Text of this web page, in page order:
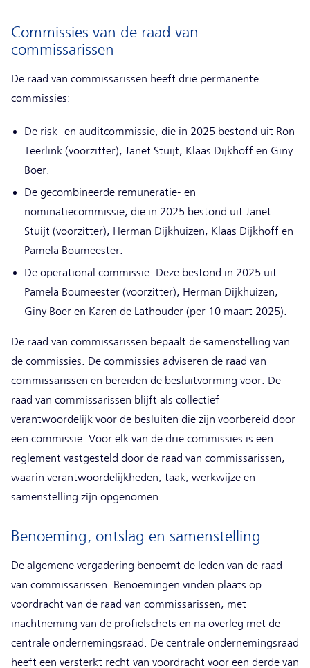
Commissies van de raad van
commissarissen
De raad van commissarissen heeft drie permanente
commissies:
De risk- en auditcommissie, die in 2025 bestond uit Ron
Teerlink (voorzitter), Janet Stuijt, Klaas Dijkhoff en Giny
Boer.
De gecombineerde remuneratie- en
nominatiecommissie, die in 2025 bestond uit Janet
Stuijt (voorzitter), Herman Dijkhuizen, Klaas Dijkhoff en
Pamela Boumeester.
De operational commissie. Deze bestond in 2025 uit
Pamela Boumeester (voorzitter), Herman Dijkhuizen,
Giny Boer en Karen de Lathouder (per 10 maart 2025).
De raad van commissarissen bepaalt de samenstelling van
de commissies. De commissies adviseren de raad van
commissarissen en bereiden de besluitvorming voor. De
raad van commissarissen blijft als collectief
verantwoordelijk voor de besluiten die zijn voorbereid door
een commissie. Voor elk van de drie commissies is een
reglement vastgesteld door de raad van commissarissen,
waarin verantwoordelijkheden, taak, werkwijze en
samenstelling zijn opgenomen.
Benoeming, ontslag en samenstelling
De algemene vergadering benoemt de leden van de raad
van commissarissen. Benoemingen vinden plaats op
voordracht van de raad van commissarissen, met
inachtneming van de profielschets en na overleg met de
centrale ondernemingsraad. De centrale ondernemingsraad
heeft een versterkt recht van voordracht voor een derde van